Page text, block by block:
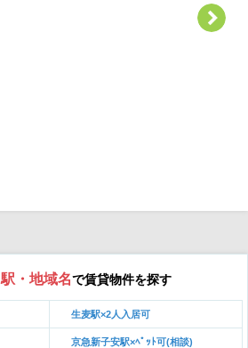
駅・地域名で賃貸物件を探す
生麦駅×2人入居可
京急新子安駅×ﾍﾟｯﾄ可(相談)